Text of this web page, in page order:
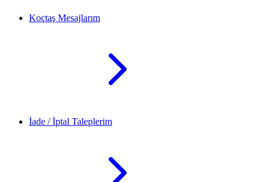
Koçtaş Mesajlarım
İade / İptal Taleplerim